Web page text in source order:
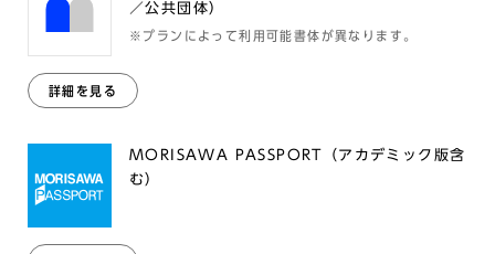
／公共団体）
※プランによって利用可能書体が異なります。
詳細を見る
MORISAWA PASSPORT（アカデミック版含
む）